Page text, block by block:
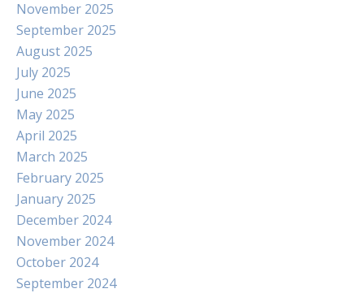
November 2025
September 2025
August 2025
July 2025
June 2025
May 2025
April 2025
March 2025
February 2025
January 2025
December 2024
November 2024
October 2024
September 2024